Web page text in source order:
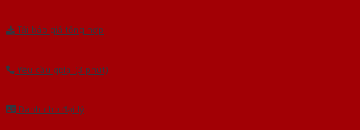
Tải báo giá tổng hợp
Yêu cầu gọi lại (3 phút)
Dành cho đại lý